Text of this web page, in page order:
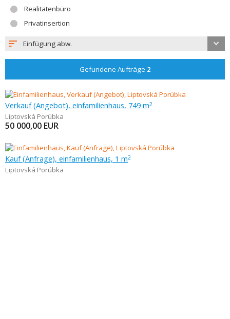
Realitätenbüro
Privatinsertion
Einfügung abw.
Gefundene Aufträge 2
Verkauf (Angebot), einfamilienhaus, 749 m2
Liptovská Porúbka
50 000,00 EUR
Kauf (Anfrage), einfamilienhaus, 1 m2
Liptovská Porúbka